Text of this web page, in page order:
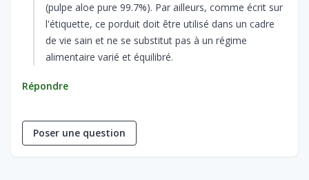
(pulpe aloe pure 99.7%). Par ailleurs, comme écrit sur
l'étiquette, ce porduit doit être utilisé dans un cadre
de vie sain et ne se substitut pas à un régime
alimentaire varié et équilibré.
Répondre
Poser une question